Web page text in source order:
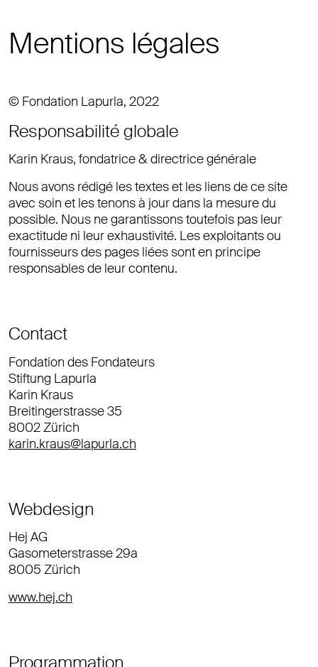
Mentions légales
© Fondation Lapurla, 2022
Responsabilité globale
Karin Kraus, fondatrice & directrice générale
Nous avons rédigé les textes et les liens de ce site
avec soin et les tenons à jour dans la mesure du
possible. Nous ne garantissons toutefois pas leur
exactitude ni leur exhaustivité. Les exploitants ou
fournisseurs des pages liées sont en principe
responsables de leur contenu.
Contact
Fondation des Fondateurs
Stiftung Lapurla
Karin Kraus
Breitingerstrasse 35
8002 Zürich
karin.kraus@lapurla.ch
Webdesign
Hej AG
Gasometerstrasse 29a
8005 Zürich
www.hej.ch
Programmation